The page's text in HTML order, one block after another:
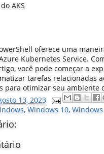
AKS
oferece uma
Kubernetes Service.
você pode começar a
tarefas relacionadas
para otimizar seu
13, 2023
, Windows 10,